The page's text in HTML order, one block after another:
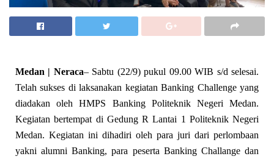
Medan | Neraca– Sabtu (22/9) pukul 09.00 WIB s/d selesai.
Telah sukses di laksanakan kegiatan Banking Challenge yang
diadakan oleh HMPS Banking Politeknik Negeri Medan.
Kegiatan bertempat di Gedung R Lantai 1 Politeknik Negeri
Medan. Kegiatan ini dihadiri oleh para juri dari perlombaan
yakni alumni Banking, para peserta Banking Challange dan